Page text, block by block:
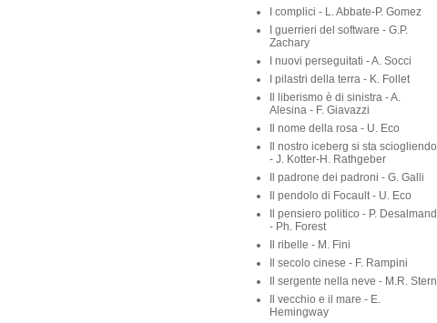
I complici - L. Abbate-P. Gomez
I guerrieri del software - G.P.
Zachary
I nuovi perseguitati - A. Socci
I pilastri della terra - K. Follet
Il liberismo è di sinistra - A.
Alesina - F. Giavazzi
Il nome della rosa - U. Eco
Il nostro iceberg si sta sciogliendo
- J. Kotter-H. Rathgeber
Il padrone dei padroni - G. Galli
Il pendolo di Focault - U. Eco
Il pensiero politico - P. Desalmand
- Ph. Forest
Il ribelle - M. Fini
Il secolo cinese - F. Rampini
Il sergente nella neve - M.R. Stern
Il vecchio e il mare - E.
Hemingway